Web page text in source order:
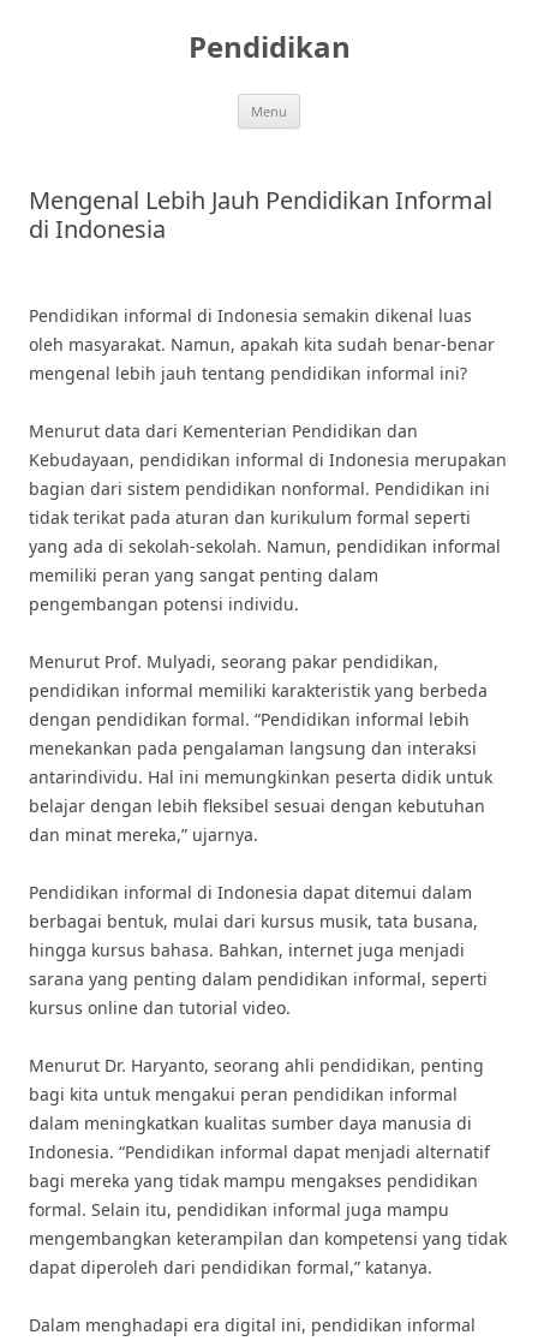
Pendidikan
Menu
Mengenal Lebih Jauh Pendidikan Informal
di Indonesia
Pendidikan informal di Indonesia semakin dikenal luas
oleh masyarakat. Namun, apakah kita sudah benar-benar
mengenal lebih jauh tentang pendidikan informal ini?
Menurut data dari Kementerian Pendidikan dan
Kebudayaan, pendidikan informal di Indonesia merupakan
bagian dari sistem pendidikan nonformal. Pendidikan ini
tidak terikat pada aturan dan kurikulum formal seperti
yang ada di sekolah-sekolah. Namun, pendidikan informal
memiliki peran yang sangat penting dalam
pengembangan potensi individu.
Menurut Prof. Mulyadi, seorang pakar pendidikan,
pendidikan informal memiliki karakteristik yang berbeda
dengan pendidikan formal. “Pendidikan informal lebih
menekankan pada pengalaman langsung dan interaksi
antarindividu. Hal ini memungkinkan peserta didik untuk
belajar dengan lebih fleksibel sesuai dengan kebutuhan
dan minat mereka,” ujarnya.
Pendidikan informal di Indonesia dapat ditemui dalam
berbagai bentuk, mulai dari kursus musik, tata busana,
hingga kursus bahasa. Bahkan, internet juga menjadi
sarana yang penting dalam pendidikan informal, seperti
kursus online dan tutorial video.
Menurut Dr. Haryanto, seorang ahli pendidikan, penting
bagi kita untuk mengakui peran pendidikan informal
dalam meningkatkan kualitas sumber daya manusia di
Indonesia. “Pendidikan informal dapat menjadi alternatif
bagi mereka yang tidak mampu mengakses pendidikan
formal. Selain itu, pendidikan informal juga mampu
mengembangkan keterampilan dan kompetensi yang tidak
dapat diperoleh dari pendidikan formal,” katanya.
Dalam menghadapi era digital ini, pendidikan informal